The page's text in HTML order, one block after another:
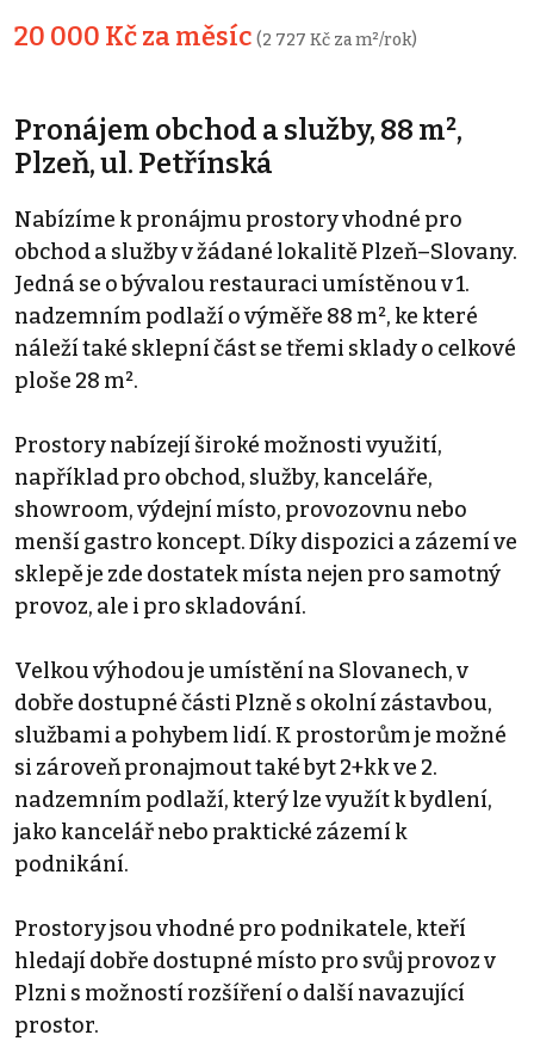
20 000 Kč za měsíc (2 727 Kč za m²/rok)
Pronájem obchod a služby, 88 m²,
Plzeň, ul. Petřínská
Nabízíme k pronájmu prostory vhodné pro
obchod a služby v žádané lokalitě Plzeň–Slovany.
Jedná se o bývalou restauraci umístěnou v 1.
nadzemním podlaží o výměře 88 m², ke které
náleží také sklepní část se třemi sklady o celkové
ploše 28 m².
Prostory nabízejí široké možnosti využití,
například pro obchod, služby, kanceláře,
showroom, výdejní místo, provozovnu nebo
menší gastro koncept. Díky dispozici a zázemí ve
sklepě je zde dostatek místa nejen pro samotný
provoz, ale i pro skladování.
Velkou výhodou je umístění na Slovanech, v
dobře dostupné části Plzně s okolní zástavbou,
službami a pohybem lidí. K prostorům je možné
si zároveň pronajmout také byt 2+kk ve 2.
nadzemním podlaží, který lze využít k bydlení,
jako kancelář nebo praktické zázemí k
podnikání.
Prostory jsou vhodné pro podnikatele, kteří
hledají dobře dostupné místo pro svůj provoz v
Plzni s možností rozšíření o další navazující
prostor.